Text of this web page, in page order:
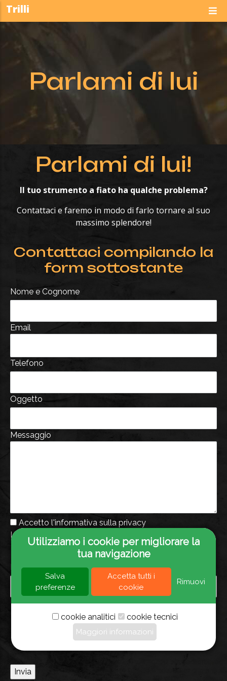
Salta al contenuto principale
Trilli
Parlami di lui
Parlami di lui!
Il tuo strumento a fiato ha qualche problema?
Contattaci e faremo in modo di farlo tornare al suo
massimo splendore!
Contattaci compilando la
form sottostante
Nome e Cognome
Email
Telefono
Oggetto
Messaggio
Accetto l'informativa sulla privacy
Leggi l'informativa sulla privacy
CAPTCHA
Math question 8 + 8 =
Solve this simple math problem and enter the result.
E.g. for 1+3, enter 4.
This question is for testing whether or not you are a
human visitor and to prevent automated spam
submissions.
Utilizziamo i cookie per migliorare la
tua navigazione
Salva
preferenze
Accetta tutti i
cookie
Rimuovi
cookie analitici cookie tecnici
Maggiori informazioni